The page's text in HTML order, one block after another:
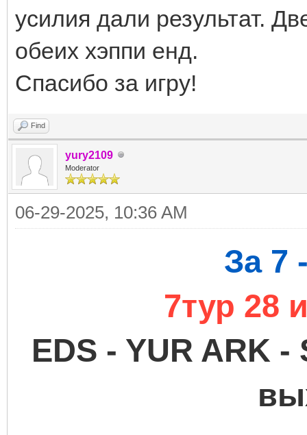
усилия дали результат.
обеих хэппи енд.
Спасибо за игру!
Find
yury2109
Moderator
06-29-2025, 10:36 AM
За 7
7тур 28
EDS - YUR ARK -